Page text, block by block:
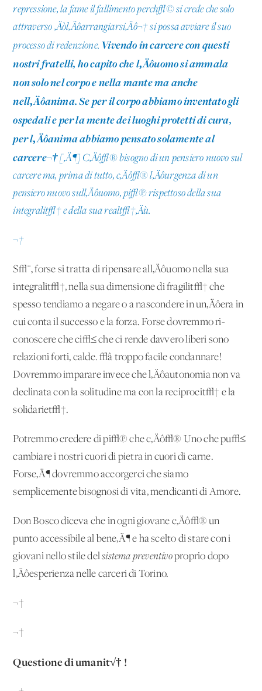
repressione, la fame il fallimento perch√© si crede che solo
attraverso ‚Äòl‚Äôarrangiarsi‚Äô¬† si possa avviare il suo
processo di redenzione. Vivendo in carcere con questi
nostri fratelli, ho capito che l‚Äôuomo si ammala
non solo nel corpo e nella mante ma anche
nell‚Äôanima. Se per il corpo abbiamo inventato gli
ospedali e per la mente dei luoghi protetti di cura,
per l‚Äôanima abbiamo pensato solamente al
carcere¬†[‚Ä¶] C‚Äô√® bisogno di un pensiero nuovo sul
carcere ma, prima di tutto, c‚Äô√® l‚Äôurgenza di un
pensiero nuovo sull‚Äôuomo, pi√π rispettoso della sua
integralit√† e della sua realt√†‚Äù.
¬†
S√¨, forse si tratta di ripensare all‚Äôuomo nella sua
integralit√†, nella sua dimensione di fragilit√† che
spesso tendiamo a negare o a nascondere in un‚Äôera in
cui conta il successo e la forza. Forse dovremmo ri-
conoscere che ci√≤ che ci rende davvero liberi sono
relazioni forti, calde. √â troppo facile condannare!
Dovremmo imparare invece che l‚Äôautonomia non va
declinata con la solitudine ma con la reciprocit√† e la
solidariet√†.
Potremmo credere di pi√π che c‚Äô√® Uno che pu√≤
cambiare i nostri cuori di pietra in cuori di carne.
Forse‚Ä¶ dovremmo accorgerci che siamo
semplicemente bisognosi di vita, mendicanti di Amore.
Don Bosco diceva che in ogni giovane c‚Äô√® un
punto accessibile al bene‚Ä¶ e ha scelto di stare con i
giovani nello stile delsistema preventivoproprio dopo
l‚Äôesperienza nelle carceri di Torino.
¬†
¬†
Questione di umanit√† !